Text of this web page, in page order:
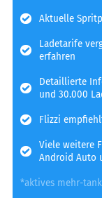
Aktuelle
Ladetarife
erfahren
Detaillierte
und 30.000
Flizzi
Viele weitere
Android Auto
*aktives mehr-